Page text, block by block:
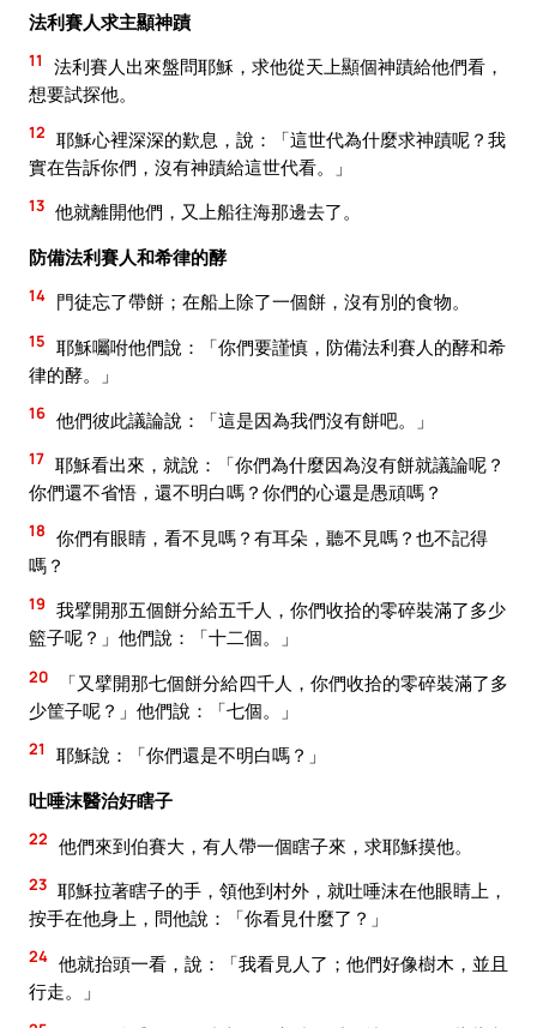
法利賽人求主顯神蹟
11
法利賽人出來盤問耶穌，求他從天上顯個神蹟給他們看，
想要試探他。
12 耶穌心裡深深的歎息，說：「這世代為什麼求神蹟呢？我
實在告訴你們，沒有神蹟給這世代看。」
13 他就離開他們，又上船往海那邊去了。
防備法利賽人和希律的酵
14 門徒忘了帶餅；在船上除了一個餅，沒有別的食物。
15 耶穌囑咐他們說：「你們要謹慎，防備法利賽人的酵和希
律的酵。」
16 他們彼此議論說：「這是因為我們沒有餅吧。」
17 耶穌看出來，就說：「你們為什麼因為沒有餅就議論呢？
你們還不省悟，還不明白嗎？你們的心還是愚頑嗎？
18 你們有眼睛，看不見嗎？有耳朵，聽不見嗎？也不記得
嗎？
19 我擘開那五個餅分給五千人，你們收拾的零碎裝滿了多少
籃子呢？」他們說：「十二個。」
20
「又擘開那七個餅分給四千人，你們收拾的零碎裝滿了多
少筐子呢？」他們說：「七個。」
21
耶穌說：「你們還是不明白嗎？」
吐唾沫醫治好瞎子
22 他們來到伯賽大，有人帶一個瞎子來，求耶穌摸他。
23 耶穌拉著瞎子的手，領他到村外，就吐唾沫在他眼睛上，
按手在他身上，問他說：「你看見什麼了？」
24 他就抬頭一看，說：「我看見人了；他們好像樹木，並且
行走。」